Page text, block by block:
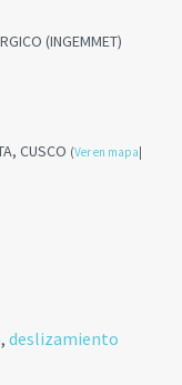
(INGEMMET)
CUSCO (Ver en mapa
, deslizamiento